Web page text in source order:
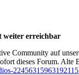
weiter erreichbar
Community auf
dieses Forum.